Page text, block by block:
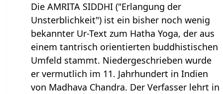
Die AMRITA SIDDHI ("Erlangung der
Unsterblichkeit") ist ein bisher noch wenig
bekannter Ur-Text zum Hatha Yoga, der aus
einem tantrisch orientierten buddhistischen
Umfeld stammt. Niedergeschrieben wurde
er vermutlich im 11. Jahrhundert in Indien
von Madhava Chandra. Der Verfasser lehrt in